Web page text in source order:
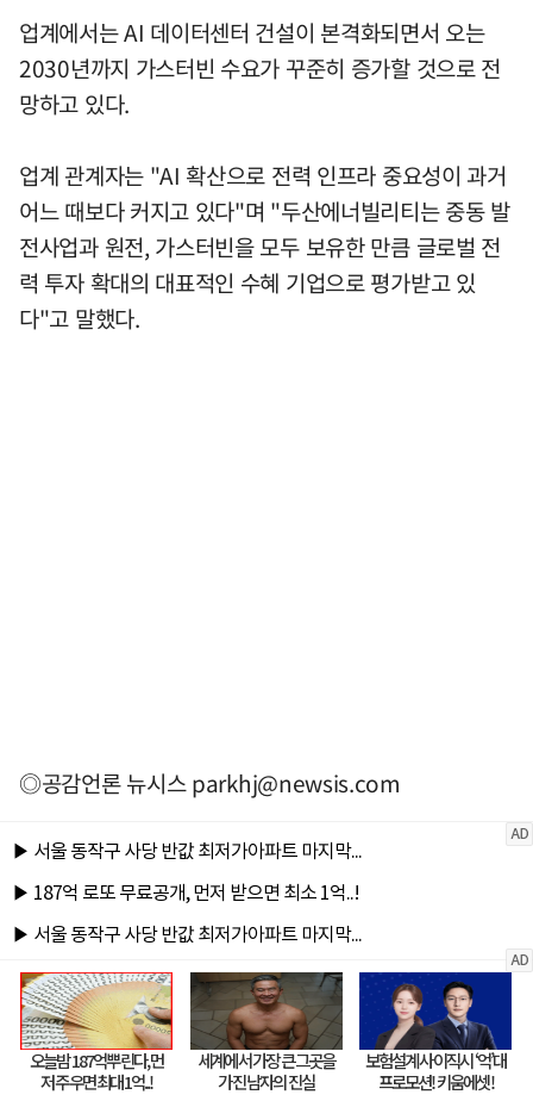
업계에서는 AI 데이터센터 건설이 본격화되면서 오는
2030년까지 가스터빈 수요가 꾸준히 증가할 것으로 전
망하고 있다.
업계 관계자는 "AI 확산으로 전력 인프라 중요성이 과거
어느 때보다 커지고 있다"며 "두산에너빌리티는 중동 발
전사업과 원전, 가스터빈을 모두 보유한 만큼 글로벌 전
력 투자 확대의 대표적인 수혜 기업으로 평가받고 있
다"고 말했다.
◎공감언론 뉴시스parkhj@newsis.com